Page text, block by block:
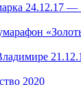
24.12.17 —
2020